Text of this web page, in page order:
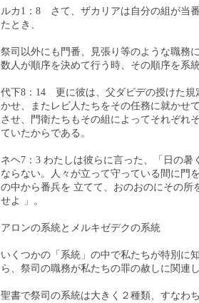
ルカ1：8 さて、ザカリアは自分の組が当
たとき、
祭司以外にも門番、見張り等のような職務
数人が順序を決めて行う時、その順序を系
代下8：14 更に彼は、父ダビデの授けた規
かせ、またレビ人たちをその任務に就かせ
させ、門衛たちもその組によってそれぞれ
ていたからである。
ネヘ7：3 わたしは彼らに言った、「日の
ならない。人々が立って守っている間に門
の中から番兵を 立てて、おのおのにその所
せよ 」。
アロンの系統とメルキゼデクの系統
いくつかの「系統」の中で私たちが特別に
ら、祭司の職務が私たちの罪の赦しに関連
聖書で祭司の系統は大きく２種類、すなわ